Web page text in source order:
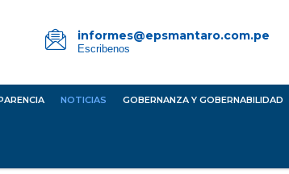
informes@epsmantaro.com.pe
Escribenos
NOTICIAS GOBERNANZA Y GOBERNABILIDAD